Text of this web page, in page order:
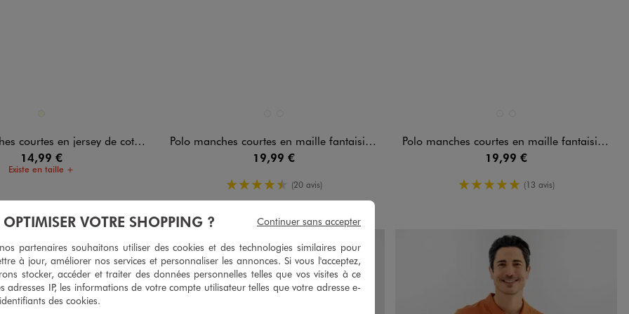
en jersey de coton homme
14,99 €
Existe en taille +
Polo manches courtes en maille fantaisie homme
19,99 €
4.5/5 de moyenne
(20 avis)
Polo manches courtes en maille fantaisie homme
19,99 €
5/5 de moyenne
(13 avis)
OPTIMISER VOTRE SHOPPING ?
partenaires souhaitons utiliser des cookies et des technologies similaires pour
à jour, améliorer nos services et personnaliser les annonces. Si vous l'acceptez,
stocker, accéder et traiter des données personnelles telles que vos visites à ce
adresses IP, les informations de votre compte utilisateur telles que votre adresse e-
des cookies.
Continuer sans accepter